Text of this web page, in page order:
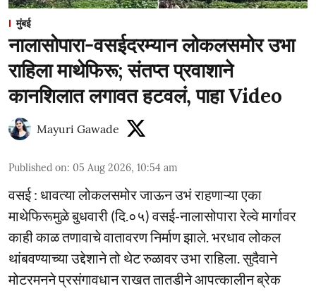
मुंबई
नालासोपारा-वसईदरम्यान लोकलसमोर उभा
राहिला माथेफिरू; संतप्त प्रवाशाने
कानशिलात लगावत हटवलं, पाहा Video
Mayuri Gawade
Published on: 05 Aug 2026, 10:54 am
वसई : धावत्या लोकलसमोर जाऊन उभं राहणाऱ्या एका
माथेफिरूमुळे बुधवारी (दि.०५) वसई-नालासोपारा रेल्वे मार्गावर
काही काळ तणावाचे वातावरण निर्माण झाले. भरधाव लोकल
थांबवण्याच्या उद्देशाने तो थेट रुळावर उभा राहिला. सुदैवाने
मोटरमनने प्रसंगावधान राखत तातडीने आपत्कालीन ब्रेक